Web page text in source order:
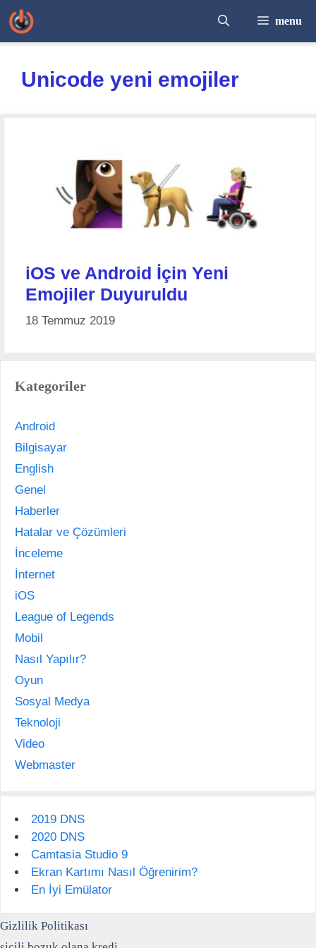
İçeriğe
atla
menu
Unicode yeni emojiler
iOS ve Android İçin Yeni
Emojiler Duyuruldu
18 Temmuz 2019
Kategoriler
Android
Bilgisayar
English
Genel
Haberler
Hatalar ve Çözümleri
İnceleme
İnternet
iOS
League of Legends
Mobil
Nasıl Yapılır?
Oyun
Sosyal Medya
Teknoloji
Video
Webmaster
2019 DNS
2020 DNS
Camtasia Studio 9
Ekran Kartımı Nasıl Öğrenirim?
En İyi Emülator
Gizlilik Politikası